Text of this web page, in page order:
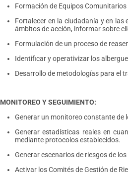
Formación de Equipos Comunitarios
Fortalecer en la ciudadanía y en
ámbitos de acción, informar sobre
Formulación de un proceso de
Identificar y operativizar los
Desarrollo de metodologías para el
MONITOREO Y SEGUIMIENTO:
Generar un monitoreo constante de
Generar estadísticas reales en
mediante protocolos establecidos.
Generar escenarios de riesgos de
Activar los Comités de Gestión de